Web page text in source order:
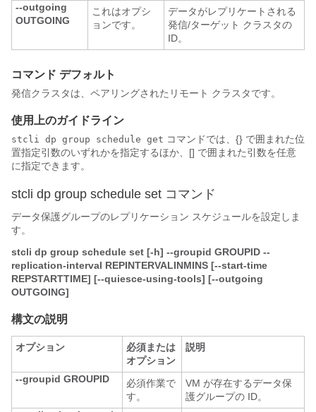
--outgoing
OUTGOING
これはオプシ
ョンです。
データがレプリケートされる
発信/ターゲット クラスタの
ID。
コマンド デフォルト
発信クラスタは、ペアリングされたリモート クラスタです。
使用上のガイドライン
stcli dp group schedule get コマンドでは、{} で囲まれた位
置指定引数のいずれかを指定するほか、[] で囲まれた引数を任意
に指定できます。
stcli dp group schedule set コマンド
データ保護グループのレプリケーション スケジュールを設定しま
す。
stcli dp group schedule set [-h] --groupid GROUPID --
replication-interval REPINTERVALINMINS [--start-time
REPSTARTTIME] [--quiesce-using-tools] [--outgoing
OUTGOING]
構文の説明
オプション
必須または
オプション
説明
--groupid GROUPID
必須作業で
す。
VM が存在するデータ保
護グループの ID。